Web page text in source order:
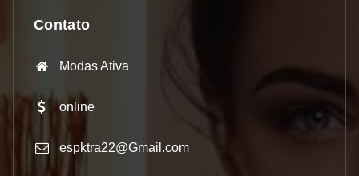
Contato
Modas Ativa
online
espktra22@Gmail.com